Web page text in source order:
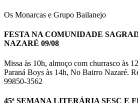
Os Monarcas e Grupo Bailanejo
FESTA NA COMUNIDADE
NAZARÉ 09/08
Missa às 10h, almoço com churrasco às
Paraná Boys às 14h, No Bairro Nazaré.
99850-3562
45ª SEMANA LITERÁRIA SESC E